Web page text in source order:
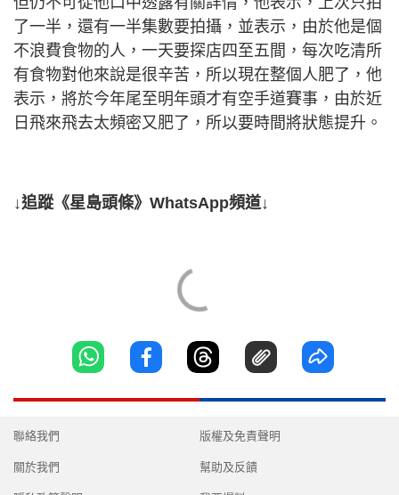
了一半，還有一半集數要拍攝，並表示，由於他是個
不浪費食物的人，一天要探店四至五間，每次吃清所
有食物對他來說是很辛苦，所以現在整個人肥了，他
表示，將於今年尾至明年頭才有空手道賽事，由於近
日飛來飛去太頻密又肥了，所以要時間將狀態提升。
↓追蹤《星島頭條》WhatsApp頻道↓
聯絡我們
關於我們
版權及免責聲明
幫助及反饋